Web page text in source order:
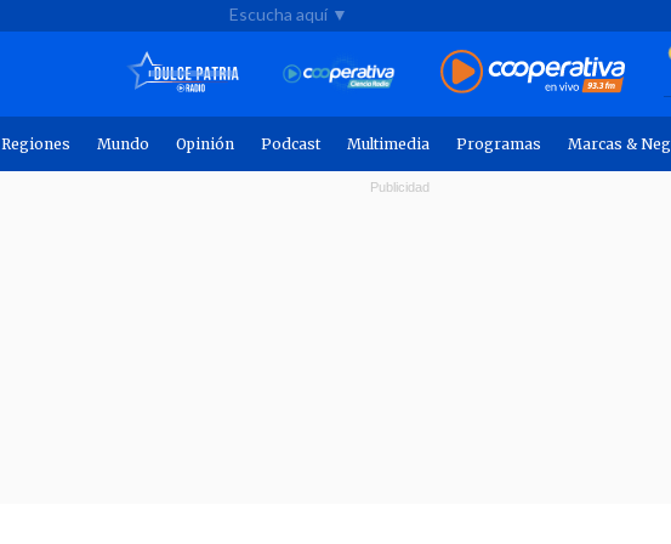
Escucha aquí ▼
Regiones Mundo Opinión Podcast Multimedia Programas Marcas &